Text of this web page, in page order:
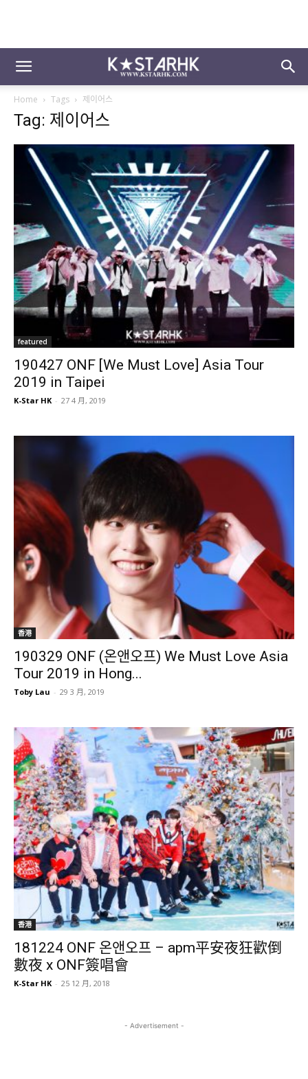
Home Tags 제이어스
Tag: 제이어스
featured
190427 ONF [We Must Love] Asia Tour
2019 in Taipei
K-Star HK - 27 4 月, 2019
香港
190329 ONF (온앤오프) We Must Love Asia
Tour 2019 in Hong...
Toby Lau - 29 3 月, 2019
香港
181224 ONF 온앤오프 – apm平安夜狂歡倒
數夜 x ONF簽唱會
K-Star HK - 25 12 月, 2018
- Advertisement -